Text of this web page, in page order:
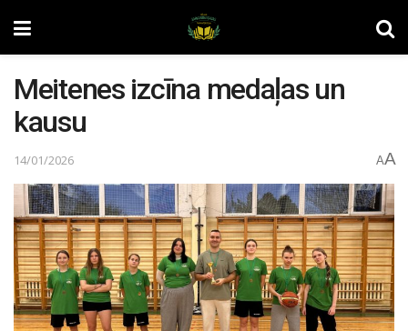
Meitenes izcīna medaļas un
kausu
14/01/2026 AA